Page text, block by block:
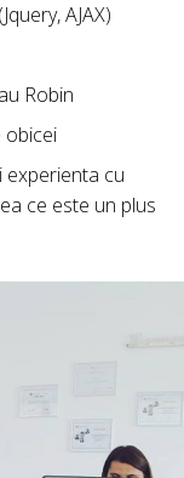
AJAX)
Robin
obicei
experienta cu
ce este un plus